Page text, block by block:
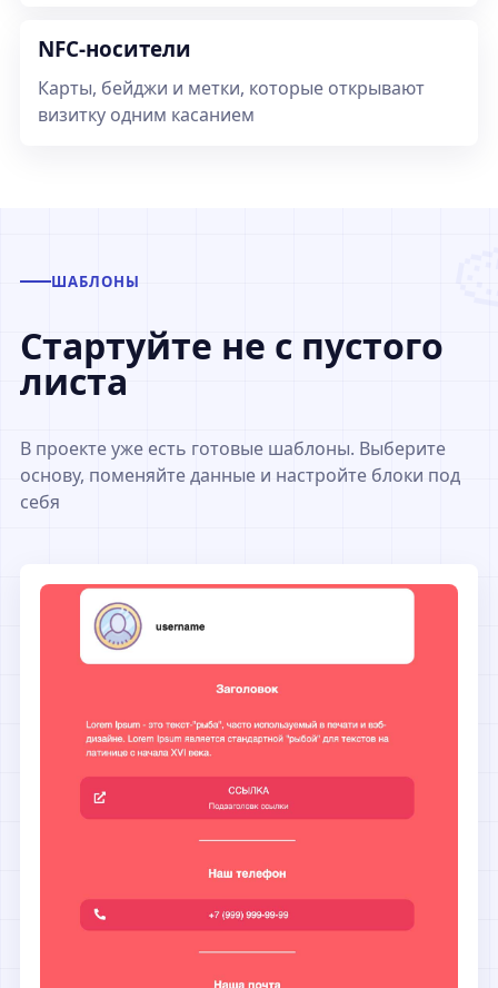
NFC-носители
Карты, бейджи и метки, которые открывают
визитку одним касанием
ШАБЛОНЫ
Стартуйте не с пустого
листа
В проекте уже есть готовые шаблоны. Выберите
основу, поменяйте данные и настройте блоки под
себя